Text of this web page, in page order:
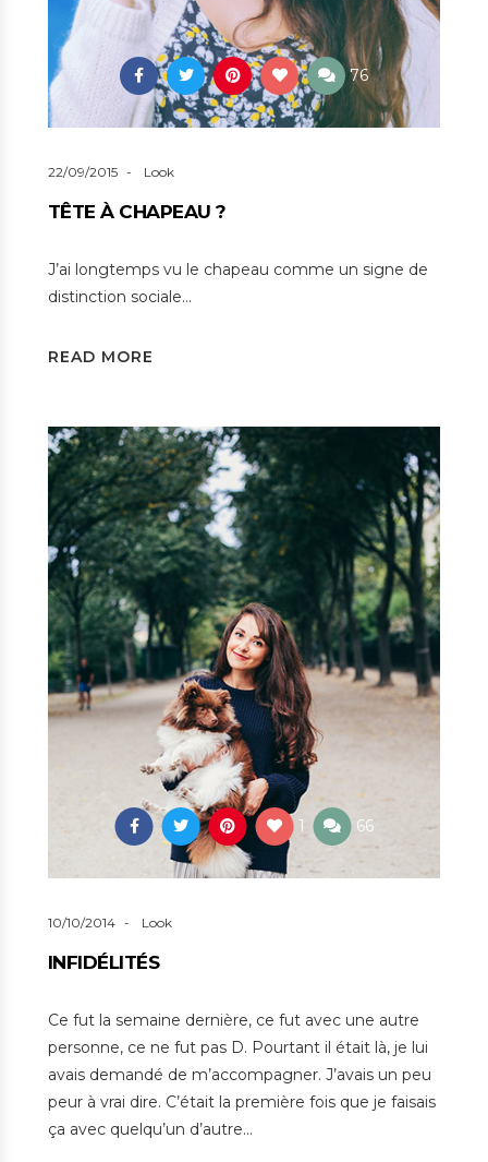
76
22/09/2015 Look
TÊTE À CHAPEAU ?
J’ai longtemps vu le chapeau comme un signe de
distinction sociale…
READ MORE
1 66
10/10/2014 Look
INFIDÉLITÉS
Ce fut la semaine dernière, ce fut avec une autre
personne, ce ne fut pas D. Pourtant il était là, je lui
avais demandé de m’accompagner. J’avais un peu
peur à vrai dire. C’était la première fois que je faisais
ça avec quelqu’un d’autre…